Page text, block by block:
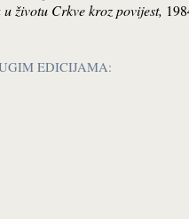
životu Crkve kroz povijest,
EDICIJAMA: